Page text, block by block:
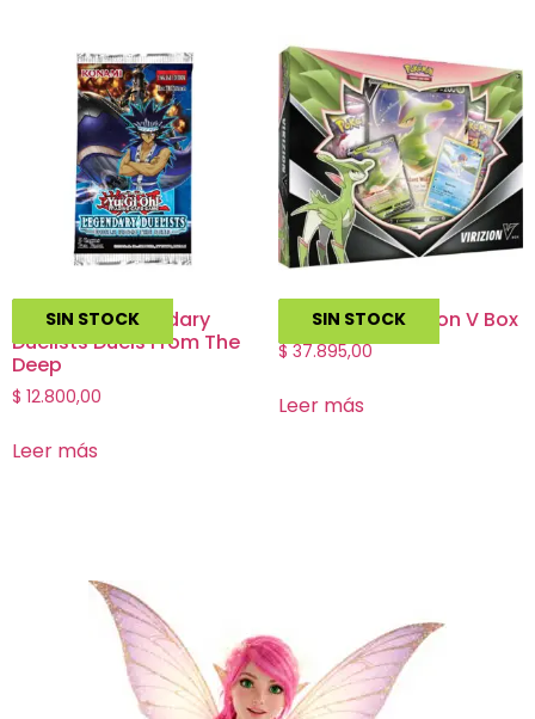
SIN STOCK
Yu Gi Oh!: Legendary
Duelists Duels From The
Deep
$ 12.800,00
Leer más
SIN STOCK
Pokemon – Virizion V Box
$ 37.895,00
Leer más